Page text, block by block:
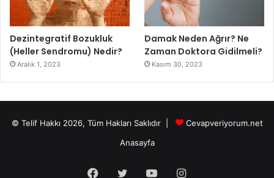
Dezintegratif Bozukluk
(Heller Sendromu) Nedir?
Aralık 1, 2023
Damak Neden Ağrır? Ne
Zaman Doktora Gidilmeli?
Kasım 30, 2023
© Telif Hakkı 2026, Tüm Hakları Saklıdır |
Cevapveriyorum.net
Anasayfa
Facebook
TwitterYouTubeInstagram